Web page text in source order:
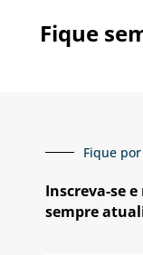
Fique
Fique
Inscreva-se
sempre